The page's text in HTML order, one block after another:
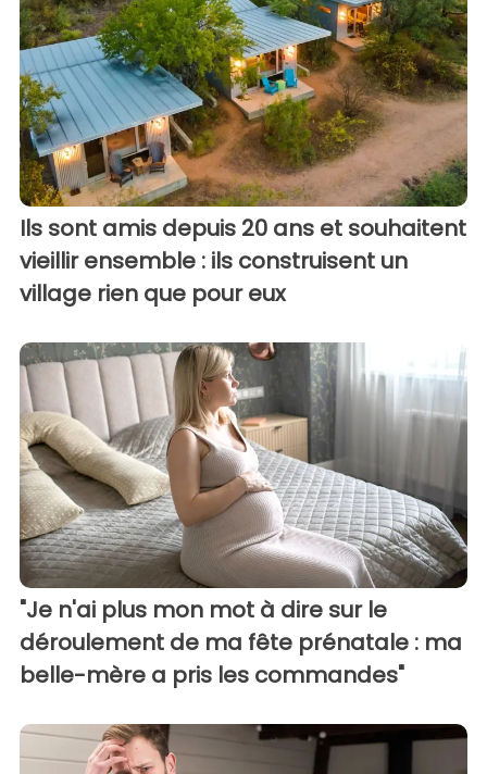
Ils sont amis depuis 20 ans et souhaitent
vieillir ensemble : ils construisent un
village rien que pour eux
"Je n'ai plus mon mot à dire sur le
déroulement de ma fête prénatale : ma
belle-mère a pris les commandes"